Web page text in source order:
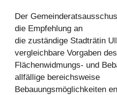
Der
die Empfehlung an
die zuständige Stadträtin
vergleichbare Vorgaben des
Flächenwidmungs- und
allfällige bereichsweise
Bebauungsmöglichkeiten